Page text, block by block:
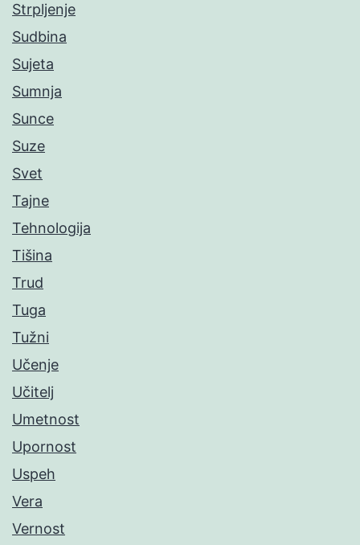
Strpljenje
Sudbina
Sujeta
Sumnja
Sunce
Suze
Svet
Tajne
Tehnologija
Tišina
Trud
Tuga
Tužni
Učenje
Učitelj
Umetnost
Upornost
Uspeh
Vera
Vernost